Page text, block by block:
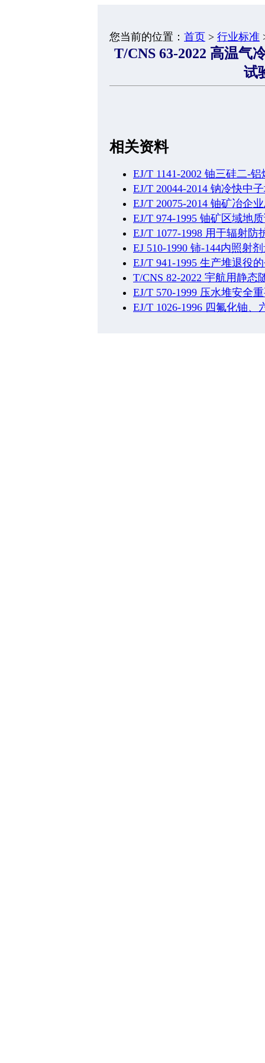
您当前的位置： 首页 > 行业标准
T/CNS 63-2022 高温气
试
相关资料
EJ/T 1141-2002 铀三硅二-
EJ/T 20044-2014 钠冷快中
EJ/T 20075-2014 铀矿冶企
EJ/T 974-1995 铀矿区域地
EJ/T 1077-1998 用于辐射
EJ 510-1990 铈-144内照射
EJ/T 941-1995 生产堆退役
T/CNS 82-2022 宇航用静
EJ/T 570-1999 压水堆安全
EJ/T 1026-1996 四氟化铀